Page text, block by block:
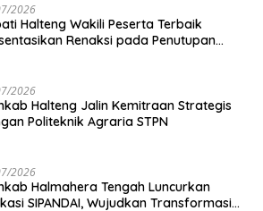
2026
Halteng Wakili Peserta Terbaik
Renaksi pada Penutupan
2026
Halteng Jalin Kemitraan Strategis
Politeknik Agraria STPN
2026
Halmahera Tengah Luncurkan
SIPANDAI, Wujudkan Transformasi